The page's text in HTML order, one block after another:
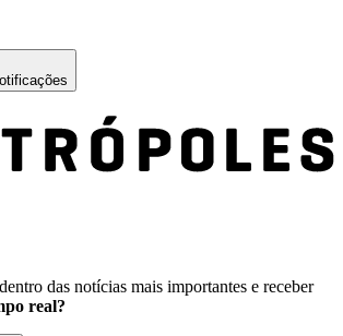
das notícias mais importantes e receber
real?